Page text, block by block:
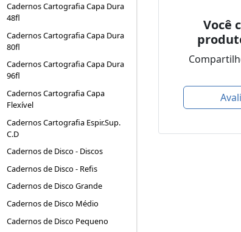
Cadernos Cartografia Capa Dura
48fl
Cadernos Cartografia Capa Dura
80fl
Cadernos Cartografia Capa Dura
96fl
Cadernos Cartografia Capa
Flexível
Cadernos Cartografia Espir.Sup.
C.D
Cadernos de Disco - Discos
Cadernos de Disco - Refis
Cadernos de Disco Grande
Cadernos de Disco Médio
Cadernos de Disco Pequeno
Você